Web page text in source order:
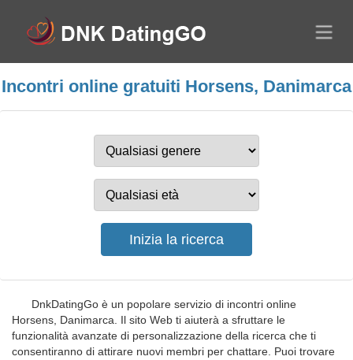
Incontri online gratuiti Horsens, Danimarca
DnkDatingGo è un popolare servizio di incontri online
Horsens, Danimarca. Il sito Web ti aiuterà a sfruttare le
funzionalità avanzate di personalizzazione della ricerca che ti
consentiranno di attirare nuovi membri per chattare. Puoi trovare